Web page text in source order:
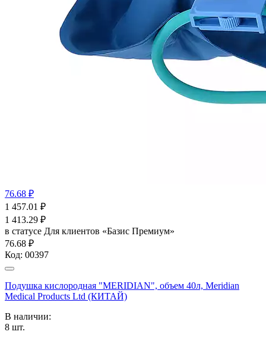
76.68 ₽
1 457.01 ₽
1 413.29 ₽
в статусе Для клиентов «Базис Премиум»
76.68 ₽
Код: 00397
Подушка кислородная "MERIDIAN", объем 40л, Meridian
Medical Products Ltd (КИТАЙ)
В наличии:
8 шт.